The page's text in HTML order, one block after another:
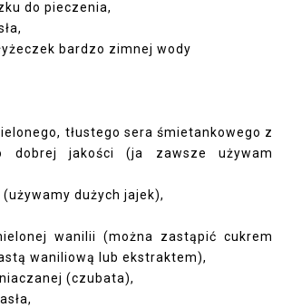
do pieczenia,
bardzo zimnej wody
tłustego sera śmietankowego z
dobrej jakości (ja zawsze używam
(używamy dużych jajek),
wanilii (można zastąpić cukrem
waniliową lub ekstraktem),
(czubata),